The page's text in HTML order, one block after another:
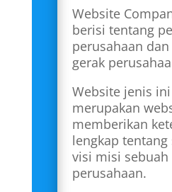
Website
berisi tentang
perusahaan
gerak
Website jenis
merupakan
memberikan
lengkap
visi misi sebuah
perusahaan.